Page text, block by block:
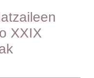
XXIX